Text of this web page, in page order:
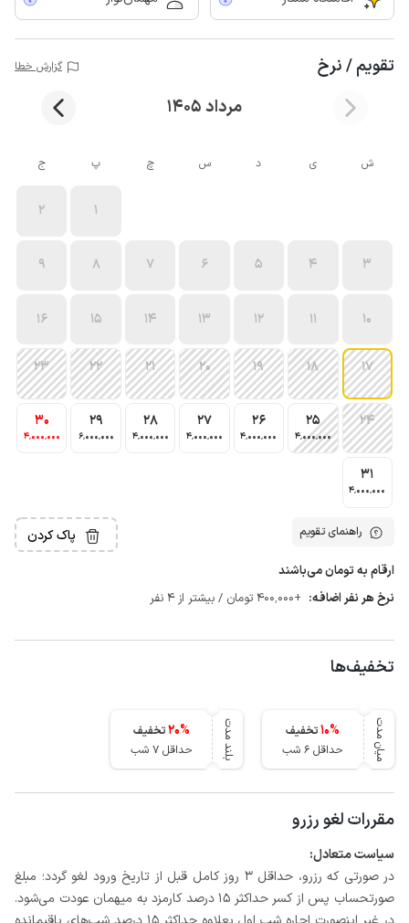
تقویم / نرخ گزارش خطا
مرداد 1405
ش ی د س چ پ ج
1
2
3
4
5
6
7
8
9
10
11
12
13
14
15
16
17
18
19
20
21
22
23
24
25
4٬000٬000
26
4٬000٬000
27
4٬000٬000
28
4٬000٬000
29
6٬000٬000
30
4٬000٬000
31
4٬000٬000
راهنمای تقویم پاک کردن
ارقام به تومان می‌باشند
نرخ هر نفر اضافه: +400٬000 تومان / بیشتر از 4 نفر
تخفیف‌ها
میان مدت 10%
تخفیف
حداقل 6 شب
بلند مدت 20%
تخفیف
حداقل 7 شب
مقررات لغو رزرو
سیاست متعادل:
در صورتی که رزرو، حداقل 3 روز کامل قبل از تاریخ ورود لغو گردد؛ مبلغ
صورتحساب پس از کسر حداکثر 15 درصد کارمزد به میهمان عودت می‌شود.